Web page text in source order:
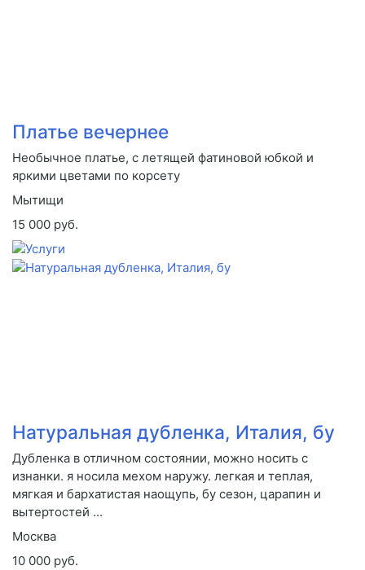
Платье вечернее
Необычное платье, с летящей фатиновой юбкой и
яркими цветами по корсету
Мытищи
15 000 руб.
Натуральная дубленка, Италия, бу
Дубленка в отличном состоянии, можно носить с
изнанки. я носила мехом наружу. легкая и теплая,
мягкая и бархатистая наощупь, бу сезон, царапин и
вытертостей ...
Москва
10 000 руб.